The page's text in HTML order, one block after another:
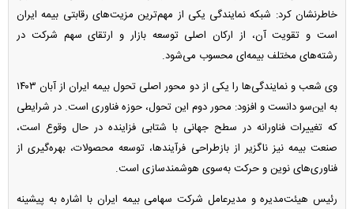
خاطرنشان کرد: شبکه نمایندگی یکی از مهم‌ترین مزیت‌های رقابتی بیمه ایران
است و تقویت آن، از ارکان اصلی توسعه بازار و ارتقای سهم شرکت در
رشته‌های مختلف بیمه‌ای محسوب می‌شود.
وی شعب و نمایندگی‌ها را یکی از دو محور اصلی تحول بیمه ایران از آبان ۱۴۰۳
به این‌سو دانست و افزود: محور دوم این تحول، حوزه فناوری است. در شرایطی
که تغییرات فناورانه در سطح جهانی با شتابی فزاینده در حال وقوع است،
صنعت بیمه نیز ناگزیر از بازطراحی فرآیندها، توسعه محصولات، بهره‌گیری از
فناوری‌های نوین و حرکت به‌سوی هوشمندسازی است.
رئیس هیئت‌مدیره و مدیرعامل شرکت سهامی بیمه ایران با اشاره به پیشینه